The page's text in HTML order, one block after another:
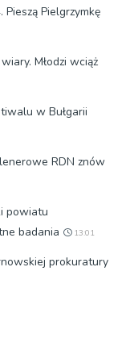
Pielgrzymkę
Młodzi wciąż
w Bułgarii
RDN znów
powiatu
badania
13:01
prokuratury